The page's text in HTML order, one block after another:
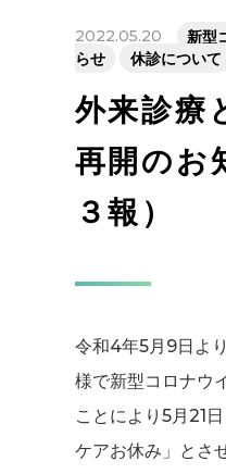
2022.05.20 新型
らせ
休診について
外来診療
再開のお
３報）
令和4年5月9日よ
様で新型コロナウ
ことにより5月21
ケアお休み」とさ